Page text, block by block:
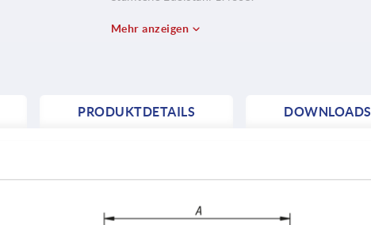
Schutzkappe aus Edelstahl 1.4305.
Mehr anzeigen
PRODUKTDETAILS DOWNLOADS